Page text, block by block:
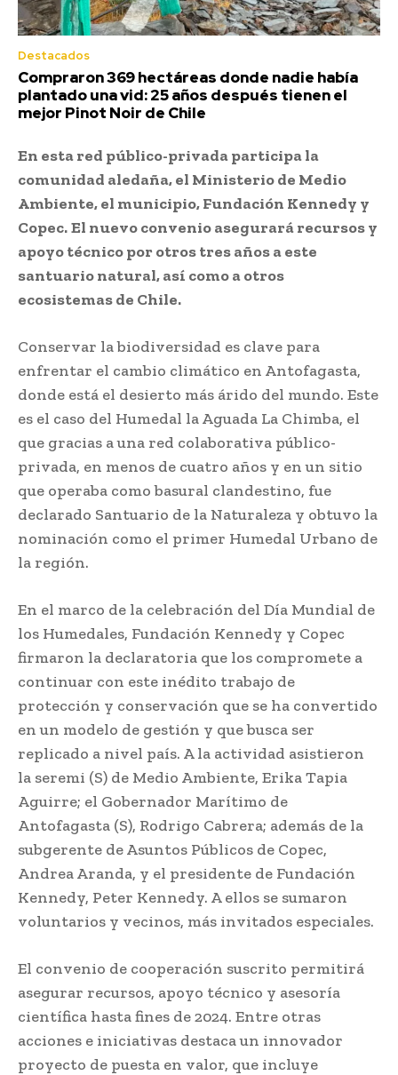
Destacados
Compraron 369 hectáreas donde nadie había
plantado una vid: 25 años después tienen el
mejor Pinot Noir de Chile
En esta red público-privada participa la
comunidad aledaña, el Ministerio de Medio
Ambiente, el municipio, Fundación Kennedy y
Copec.El nuevo convenio asegurará recursos y
apoyo técnico por otros tres años a este
santuario natural, así como a otros
ecosistemas de Chile.
Conservar la biodiversidad es clave para
enfrentar el cambio climático en Antofagasta,
donde está el desierto más árido del mundo. Este
es el caso del Humedal la Aguada La Chimba, el
que gracias a una red colaborativa público-
privada, en menos de cuatro años y en un sitio
que operaba como basural clandestino, fue
declarado Santuario de la Naturaleza y obtuvo la
nominación como el primer Humedal Urbano de
la región.
En el marco de la celebración del Día Mundial de
los Humedales, Fundación Kennedy y Copec
firmaron la declaratoria que los compromete a
continuar con este inédito trabajo de
protección y conservación que se ha convertido
en un modelo de gestión y que busca ser
replicado a nivel país. A la actividad asistieron
la seremi (S) de Medio Ambiente, Erika Tapia
Aguirre; el Gobernador Marítimo de
Antofagasta (S), Rodrigo Cabrera; además de la
subgerente de Asuntos Públicos de Copec,
Andrea Aranda, y el presidente de Fundación
Kennedy, Peter Kennedy. A ellos se sumaron
voluntarios y vecinos, más invitados especiales.
El convenio de cooperación suscrito permitirá
asegurar recursos, apoyo técnico y asesoría
científica hasta fines de 2024. Entre otras
acciones e iniciativas destaca un innovador
proyecto de puesta en valor, que incluye